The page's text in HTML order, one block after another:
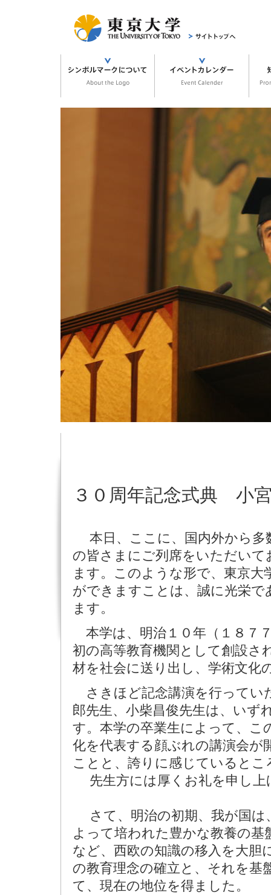
３０周年記念式典 小
本日、ここに、国内外から多
の皆さまにご列席をいただい
ます。このような形で、東京大
ができますことは、誠に光栄
ます。
本学は、明治１０年（１８７
初の高等教育機関として創設さ
材を社会に送り出し、学術文化
さきほど記念講演を行ってい
郎先生、小柴昌俊先生は、いず
す。本学の卒業生によって、こ
化を代表する顔ぶれの講演会
ことと、誇りに感じていると
先生方には厚くお礼を申し上
さて、明治の初期、我が国は
よって培われた豊かな教養の
など、西欧の知識の移入を大胆
の教育理念の確立と、それを基
て、現在の地位を得ました。